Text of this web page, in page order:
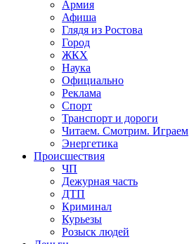
Армия
Афиша
Глядя из Ростова
Город
ЖКХ
Наука
Официально
Реклама
Спорт
Транспорт и дороги
Читаем. Смотрим. Играем
Энергетика
Происшествия
ЧП
Дежурная часть
ДТП
Криминал
Курьезы
Розыск людей